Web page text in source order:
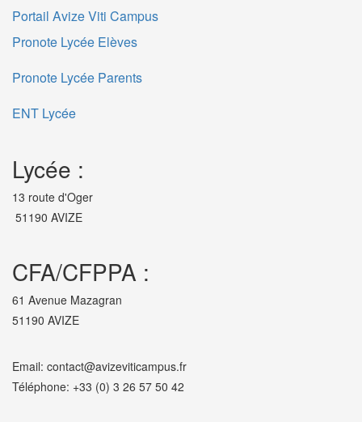
Portail Avize Viti Campus
Pronote Lycée Elèves
Pronote Lycée Parents
ENT Lycée
Lycée :
13 route d'Oger
51190 AVIZE
CFA/CFPPA :
61 Avenue Mazagran
51190 AVIZE
Email: contact@avizeviticampus.fr
Téléphone: +33 (0) 3 26 57 50 42